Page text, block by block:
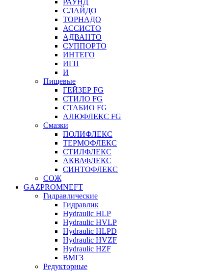
РАУНД
СЛАЙДО
ТОРНАДО
АССИСТО
АДВАНТО
СУППОРТО
ИНТЕГО
ИГП
И
Пищевые
ГЕЙЗЕР FG
СТИЛО FG
СТАБИО FG
АЛЮФЛЕКС FG
Смазки
ПОЛИФЛЕКС
ТЕРМОФЛЕКС
СТИЛФЛЕКС
АКВАФЛЕКС
СИНТОФЛЕКС
СОЖ
GAZPROMNEFT
Гидравлические
Гидравлик
Hydraulic HLP
Hydraulic HVLP
Hydraulic HLPD
Hydraulic HVZF
Hydraulic HZF
ВМГЗ
Редукторные